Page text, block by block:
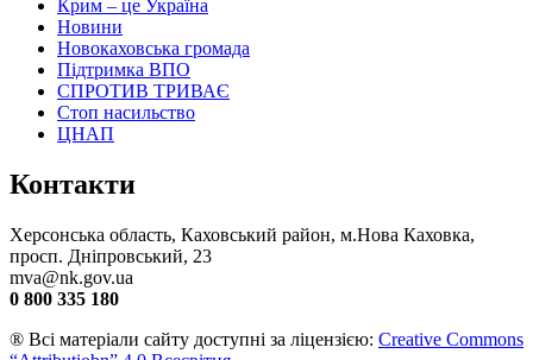
Крим – це Україна
Новини
Новокаховська громада
Підтримка ВПО
СПРОТИВ ТРИВАЄ
Стоп насильство
ЦНАП
Контакти
Херсонська область, Каховський район, м.Нова Каховка,
просп. Дніпровський, 23
mva@nk.gov.ua
0 800 335 180
® Всі матеріали сайту доступні за ліцензією: Creative Commons